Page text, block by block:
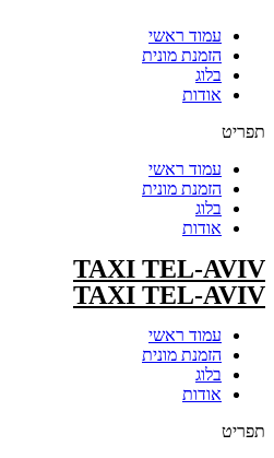
עמוד ראשי
הזמנת מונית
בלוג
אודות
תפריט
עמוד ראשי
הזמנת מונית
בלוג
אודות
TAXI TEL-AVIV
TAXI TEL-AVIV
עמוד ראשי
הזמנת מונית
בלוג
אודות
תפריט